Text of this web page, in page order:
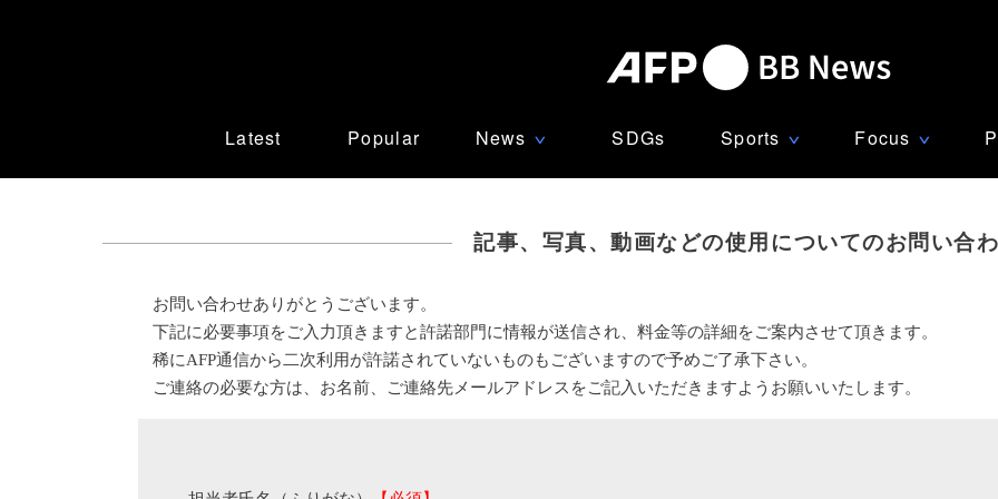
Latest Popular News ∨ SDGs Sports ∨ Focus ∨
記事、写真、動画などの使用についてのお問い合
お問い合わせありがとうございます。
下記に必要事項をご入力頂きますと許諾部門に情報が送信され、料金等の詳細をご案内させて頂きます。
稀にAFP通信から二次利用が許諾されていないものもございますので予めご了承下さい。
ご連絡の必要な方は、お名前、ご連絡先メールアドレスをご記入いただきますようお願いいたします。